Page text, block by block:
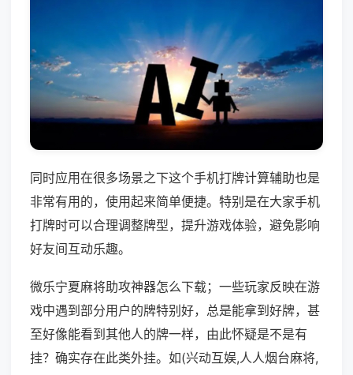
同时应用在很多场景之下这个手机打牌计算辅助也是
非常有用的，使用起来简单便捷。特别是在大家手机
打牌时可以合理调整牌型，提升游戏体验，避免影响
好友间互动乐趣。
微乐宁夏麻将助攻神器怎么下载；一些玩家反映在游
戏中遇到部分用户的牌特别好，总是能拿到好牌，甚
至好像能看到其他人的牌一样，由此怀疑是不是有
挂？确实存在此类外挂。如(兴动互娱,人人烟台麻将,